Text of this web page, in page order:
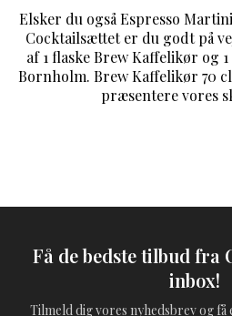
Elsker du også Espresso
Cocktailsættet er du godt på
af 1 flaske Brew Kaffelikør og
Bornholm. Brew Kaffelikør 70
præsentere vores
Få de bedste tilbud fra
inbox!
Tilmeld dig vores nyhedsbrev og få